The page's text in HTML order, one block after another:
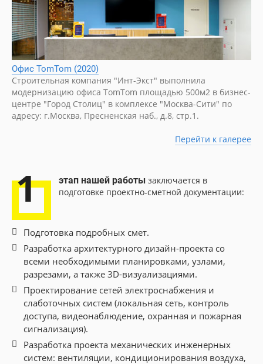
Офис TomTom (2020)
Строительная компания "Инт-Экст" выполнила
модернизацию офиса TomTom площадью 500м2 в бизнес-
центре "Город Столиц" в комплексе "Москва-Сити" по
адресу: г.Москва, Пресненская наб., д.8, стр.1.
Перейти к галерее
1 этап нашей работы заключается в
подготовке проектно-сметной документации:
Подготовка подробных смет.
Разработка архитектурного дизайн-проекта со
всеми необходимыми планировками, узлами,
разрезами, а также 3D-визуализациями.
Проектирование сетей электроснабжения и
слаботочных систем (локальная сеть, контроль
доступа, видеонаблюдение, охранная и пожарная
сигнализация).
Разработка проекта механических инженерных
систем: вентиляции, кондиционирования воздуха,